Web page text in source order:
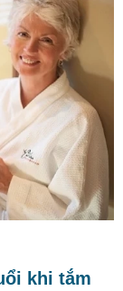
khi tắm